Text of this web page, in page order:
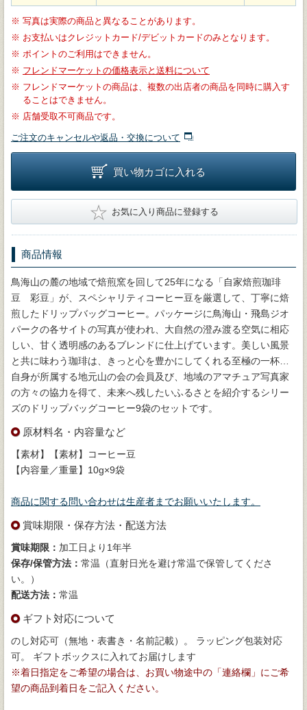
※ 写真は実際の商品と異なることがあります。
※ お支払いはクレジットカード/デビットカードのみとなります。
※ ポイントのご利用はできません。
※ フレンドマーケットの価格表示と送料について
※ フレンドマーケットの商品は、複数の出店者の商品を同時に購入す
ることはできません。
※ 店舗受取不可商品です。
ご注文のキャンセルや返品・交換について
買い物カゴに入れる
★ お気に入り商品に登録する
商品情報
鳥海山の麓の地域で焙煎窯を回して25年になる「自家焙煎珈琲
豆 彩豆」が、スペシャリティコーヒー豆を厳選して、丁寧に焙
煎したドリップバッグコーヒー。パッケージに鳥海山・飛島ジオ
パークの各サイトの写真が使われ、大自然の澄み渡る空気に相応
しい、甘く透明感のあるブレンドに仕上げています。美しい風景
と共に味わう珈琲は、きっと心を豊かにしてくれる至極の一杯…
自身が所属する地元山の会の会員及び、地域のアマチュア写真家
の方々の協力を得て、未来へ残したいふるさとを紹介するシリー
ズのドリップバッグコーヒー9袋のセットです。
原材料名・内容量など
【素材】【素材】コーヒー豆
【内容量／重量】10g×9袋
商品に関する問い合わせは生産者までお願いいたします。
賞味期限・保存方法・配送方法
賞味期限： 加工日より1年半
保存/保管方法： 常温（直射日光を避け常温で保管してくださ
い。）
配送方法： 常温
ギフト対応について
のし対応可（無地・表書き・名前記載）。 ラッピング包装対応
可。 ギフトボックスに入れてお届けします
※着日指定をご希望の場合は、お買い物途中の「連絡欄」にご希
望の商品到着日をご記入ください。